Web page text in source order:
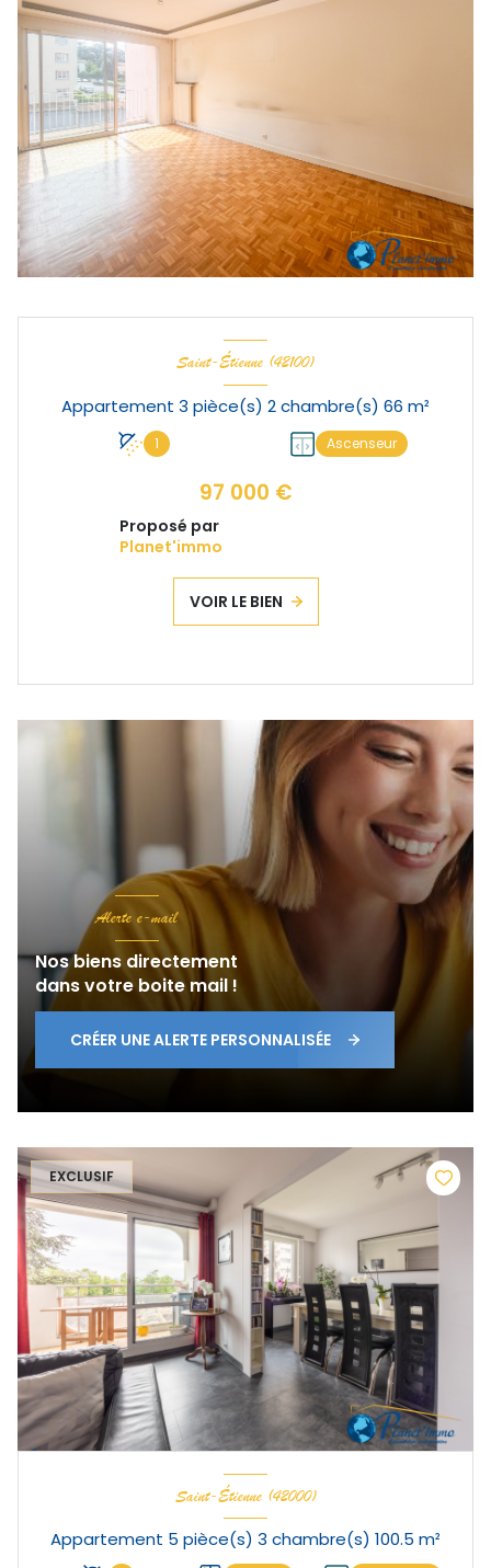
Saint-Étienne (42100)
Appartement 3 pièce(s) 2 chambre(s) 66 m²
1 Ascenseur
97 000 €
Proposé par
Planet'immo
VOIR LE BIEN
Alerte e-mail
Nos biens directement
dans votre boite mail !
CRÉER UNE ALERTE PERSONNALISÉE
EXCLUSIF
Saint-Étienne (42000)
Appartement 5 pièce(s) 3 chambre(s) 100.5 m²